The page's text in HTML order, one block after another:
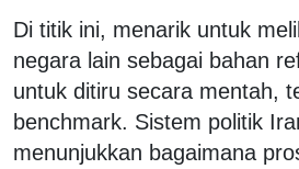
Di titik ini, menarik untuk
negara lain sebagai bahan
untuk ditiru secara mentah,
benchmark. Sistem politik
menunjukkan bagaimana